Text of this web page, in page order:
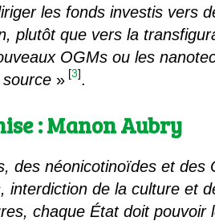
les fonds investis vers
plutôt que vers la
OGMs ou les
» [3].
: Manon Aubry
des néonicotinoïdes et
de la culture et
chaque État doit